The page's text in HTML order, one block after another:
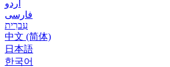
اردو
فارسی
עִברִית
中文 (简体)
日本語
한국어